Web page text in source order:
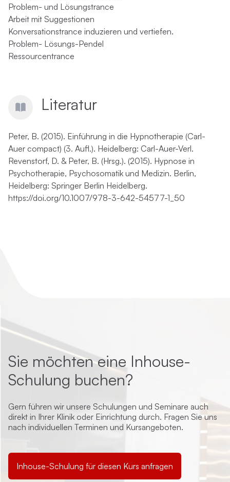
Problem- und Lösungstrance
Arbeit mit Suggestionen
Konversationstrance induzieren und vertiefen.
Problem- Lösungs-Pendel
Ressourcentrance
Literatur
Peter, B. (2015). Einführung in die Hypnotherapie (Carl-
Auer compact) (3. Aufl.). Heidelberg: Carl-Auer-Verl.
Revenstorf, D. & Peter, B. (Hrsg.). (2015). Hypnose in
Psychotherapie, Psychosomatik und Medizin. Berlin,
Heidelberg: Springer Berlin Heidelberg.
https://doi.org/10.1007/978-3-642-54577-1_50
Sie möchten eine Inhouse-
Schulung buchen?
Gern führen wir unsere Schulungen und Seminare auch
direkt in Ihrer Klinik oder Einrichtung durch. Fragen Sie uns
nach individuellen Terminen und Kursangeboten.
Inhouse-Schulung für diesen Kurs anfragen